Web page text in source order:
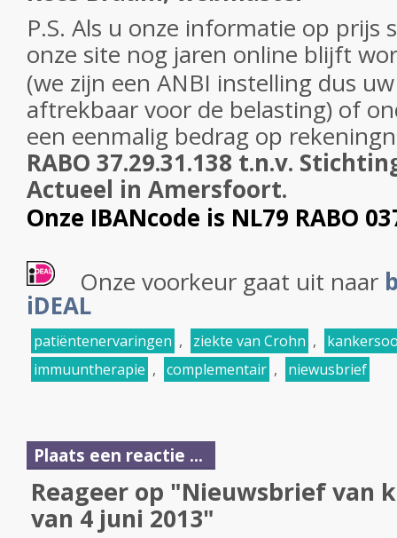
P.S. Als u onze informatie op prijs
onze site nog jaren online blijft
(we zijn een ANBI instelling dus
aftrekbaar voor de belasting) of
een eenmalig bedrag op
RABO 37.29.31.138 t.n.v.
Actueel in Amersfoort.
Onze IBANcode is NL79 RABO
Onze voorkeur gaat uit naar
iDEAL
patiëntenervaringen , ziekte van Crohn ,
immuuntherapie , complementair , niewusbrief
Plaats een reactie ...
Reageer op "Nieuwsbrief van
van 4 juni 2013"